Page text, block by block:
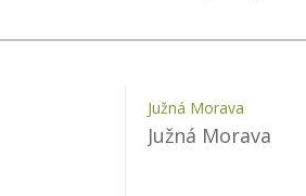
Južná Morava
Južná Morava